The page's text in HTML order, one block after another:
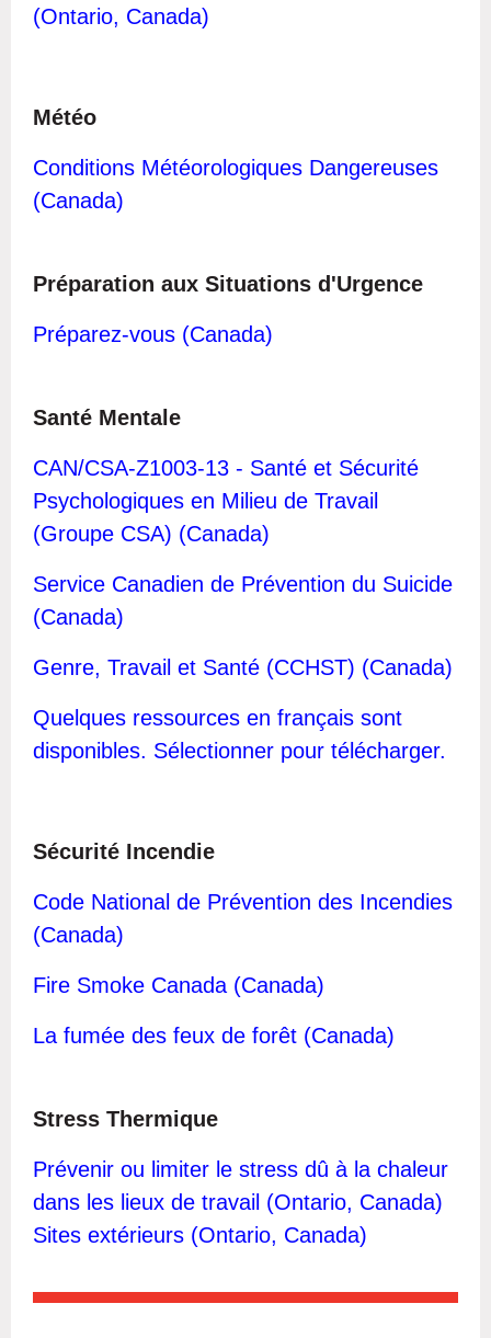
(Ontario, Canada)
Météo
Conditions Météorologiques Dangereuses
(Canada)
Préparation aux Situations d'Urgence
Préparez-vous (Canada)
Santé Mentale
CAN/CSA-Z1003-13 - Santé et Sécurité
Psychologiques en Milieu de Travail
(Groupe CSA) (Canada)
Service Canadien de Prévention du Suicide
(Canada)
Genre, Travail et Santé (CCHST) (Canada)
Quelques ressources en français sont
disponibles. Sélectionner pour télécharger.
Sécurité Incendie
Code National de Prévention des Incendies
(Canada)
Fire Smoke Canada (Canada)
La fumée des feux de forêt (Canada)
Stress Thermique
Prévenir ou limiter le stress dû à la chaleur
dans les lieux de travail (Ontario, Canada)
Sites extérieurs (Ontario, Canada)